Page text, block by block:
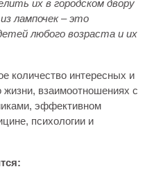
их в городском двору
лампочек – это
любого возраста и их
количество интересных и
взаимоотношениях с
эффективном
психологии и